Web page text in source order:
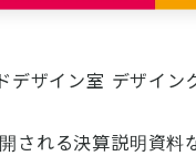
ザイン室 デザイン
される決算説明資料